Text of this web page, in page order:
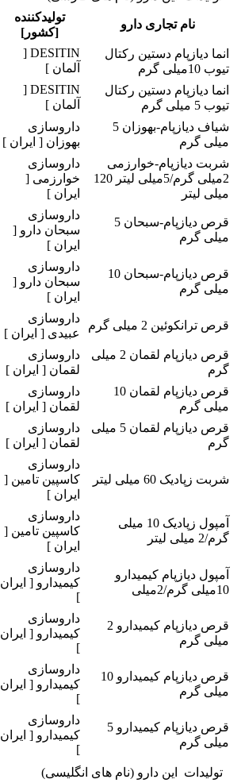
نام تجاری دارو
تولیدکننده
[کشور]
انما دیازپام دستین رکتال
تیوب 10میلی گرم
DESITIN [
آلمان ]
انما دیازپام دستین رکتال
تیوب 5 میلی گرم
DESITIN [
آلمان ]
شیاف دیازپام-بهوزان 5
میلی گرم
داروسازی
بهوزان [ ایران ]
شربت دیازپام-خوارزمی
2میلی گرم/5میلی لیتر 120
میلی لیتر
داروسازی
خوارزمی [
ایران ]
قرص دیازپام-سبحان 5
میلی گرم
داروسازی
سبحان دارو [
ایران ]
قرص دیازپام-سبحان 10
میلی گرم
داروسازی
سبحان دارو [
ایران ]
قرص ترانکوئین 2 میلی گرم
داروسازی
عبیدی [ ایران ]
قرص دیازپام لقمان 2 میلی
گرم
داروسازی
لقمان [ ایران ]
قرص دیازپام لقمان 10
میلی گرم
داروسازی
لقمان [ ایران ]
قرص دیازپام لقمان 5 میلی
گرم
داروسازی
لقمان [ ایران ]
شربت زپادیک 60 میلی لیتر
داروسازی
کاسپین تامین [
ایران ]
آمپول زپادیک 10 میلی
گرم/2 میلی لیتر
داروسازی
کاسپین تامین [
ایران ]
آمپول دیازپام کیمیدارو
10میلی گرم/2میلی
داروسازی
کیمیدارو [ ایران
]
قرص دیازپام کیمیدارو 2
میلی گرم
داروسازی
کیمیدارو [ ایران
]
قرص دیازپام کیمیدارو 10
میلی گرم
داروسازی
کیمیدارو [ ایران
]
قرص دیازپام کیمیدارو 5
میلی گرم
داروسازی
کیمیدارو [ ایران
]
تولیدات این دارو (نام های انگلیسی)